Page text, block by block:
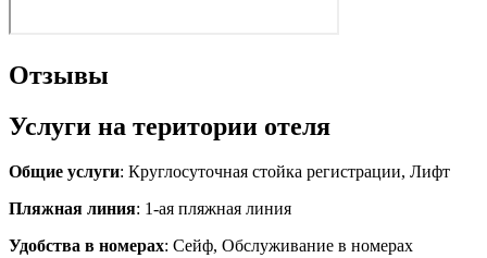
Отзывы
Услуги на територии отеля
Общие услуги: Круглосуточная стойка регистрации, Лифт
Пляжная линия: 1-ая пляжная линия
Удобства в номерах: Сейф, Обслуживание в номерах